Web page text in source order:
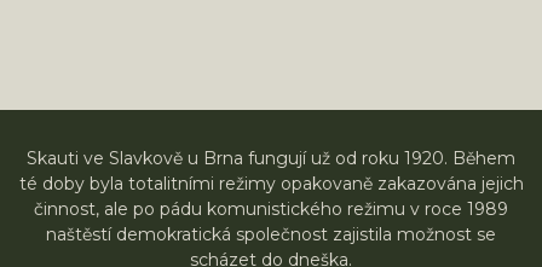
Skauti ve Slavkově u Brna fungují už od roku 1920. Během
té doby byla totalitními režimy opakovaně zakazována jejich
činnost, ale po pádu komunistického režimu v roce 1989
naštěstí demokratická společnost zajistila možnost se
scházet do dneška.